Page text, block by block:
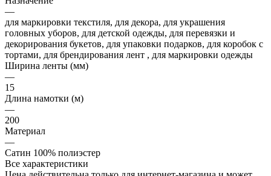
—
для маркировки текстиля, для декора, для украшения
головных уборов, для детской одежды, для перевязки и
декорирования букетов, для упаковки подарков, для коробок с
тортами, для брендирования лент , для маркировки одежды
Ширина ленты (мм)
—
15
Длина намотки (м)
—
200
Материал
—
Сатин 100% полиэстер
Все характеристики